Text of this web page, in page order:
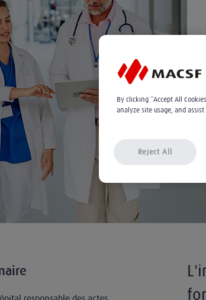
By clicking “Accept All
analyze site usage, and
Reject All